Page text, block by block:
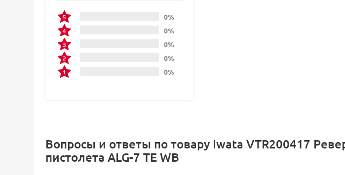
0%
0%
0%
0%
0%
Вопросы и ответы по товару Iwata VTR200417
пистолета ALG-7 TE WB